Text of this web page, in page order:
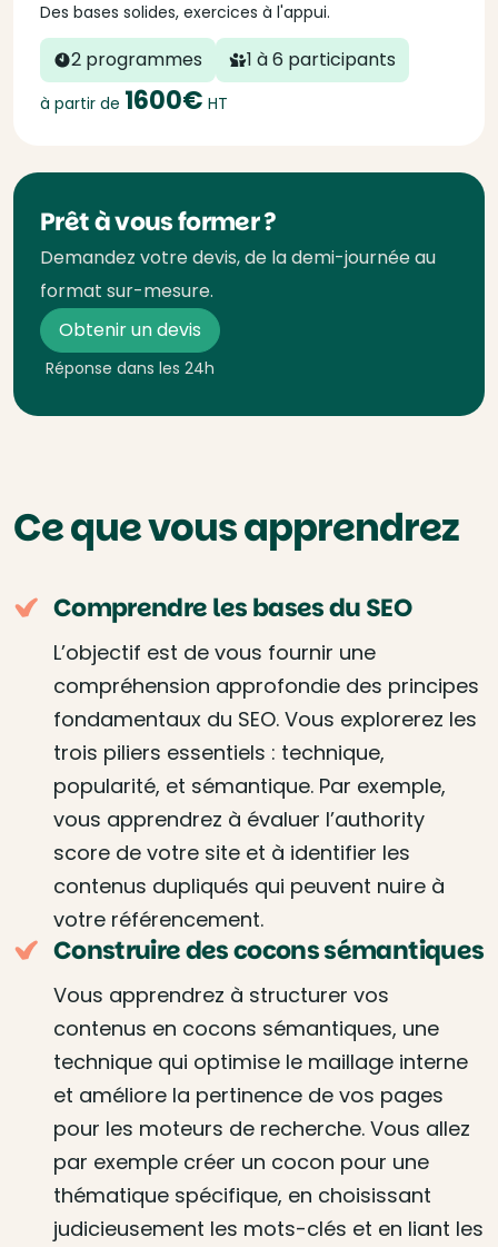
Des bases solides, exercices à l'appui.
2 programmes 1 à 6 participants
à partir de 1600€ HT
Prêt à vous former ?
Demandez votre devis, de la demi-journée au
format sur-mesure.
Obtenir un devis
Réponse dans les 24h
Ce que vous apprendrez
Comprendre les bases du SEO
L’objectif est de vous fournir une
compréhension approfondie des principes
fondamentaux du SEO. Vous explorerez les
trois piliers essentiels : technique,
popularité, et sémantique. Par exemple,
vous apprendrez à évaluer l’authority
score de votre site et à identifier les
contenus dupliqués qui peuvent nuire à
votre référencement.
Construire des cocons sémantiques
Vous apprendrez à structurer vos
contenus en cocons sémantiques, une
technique qui optimise le maillage interne
et améliore la pertinence de vos pages
pour les moteurs de recherche. Vous allez
par exemple créer un cocon pour une
thématique spécifique, en choisissant
judicieusement les mots-clés et en liant les